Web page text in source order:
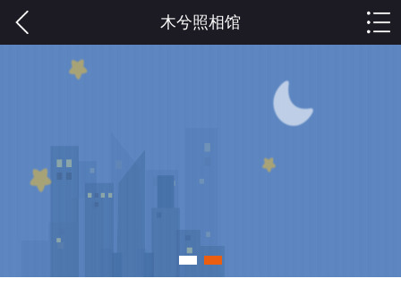
木兮照相馆